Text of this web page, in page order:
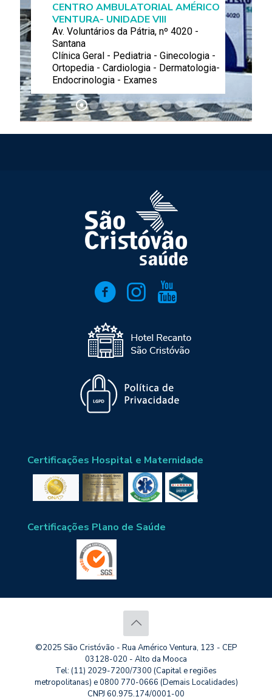
CENTRO AMBULATORIAL AMÉRICO
VENTURA- UNIDADE VIII
Av. Voluntários da Pátria, nº 4020 -
Santana
Clínica Geral - Pediatria - Ginecologia -
Ortopedia - Cardiologia - Dermatologia-
Endocrinologia - Exames
Certificações Hospital e Maternidade
Certificações Plano de Saúde
©2025 São Cristóvão - Rua Américo Ventura, 123 - CEP
03128-020 - Alto da Mooca
Tel: (11) 2029-7200/7300 (Capital e regiões
metropolitanas) e 0800 770-0666 (Demais Localidades)
CNPJ 60.975.174/0001-00